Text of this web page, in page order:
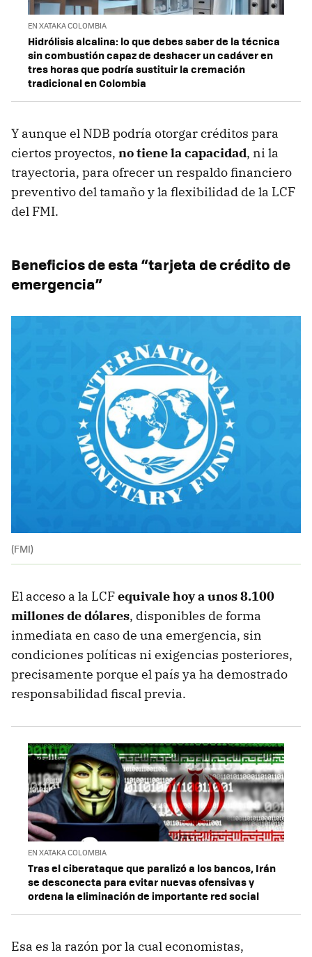
EN XATAKA COLOMBIA
Hidrólisis alcalina: lo que debes saber de la técnica
sin combustión capaz de deshacer un cadáver en
tres horas que podría sustituir la cremación
tradicional en Colombia
Y aunque el NDB podría otorgar créditos para
ciertos proyectos, no tiene la capacidad, ni la
trayectoria, para ofrecer un respaldo financiero
preventivo del tamaño y la flexibilidad de la LCF
del FMI.
Beneficios de esta “tarjeta de crédito de
emergencia”
(FMI)
El acceso a la LCFequivale hoy a unos 8.100
millones de dólares, disponibles de forma
inmediata en caso de una emergencia, sin
condiciones políticas ni exigencias posteriores,
precisamente porque el país ya ha demostrado
responsabilidad fiscal previa.
EN XATAKA COLOMBIA
Tras el ciberataque que paralizó a los bancos, Irán
se desconecta para evitar nuevas ofensivas y
ordena la eliminación de importante red social
Esa es la razón por la cual economistas,